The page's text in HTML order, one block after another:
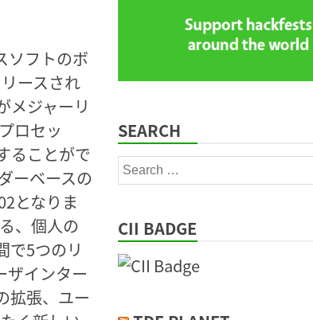
ソフトのボ
ースされ
メジャーリ
ロセッ
ることがで
ーベースの
となりま
、個人の
で5つのリ
ザインター
拡張、ユー
SEARCH
Search
for:
CII BADGE